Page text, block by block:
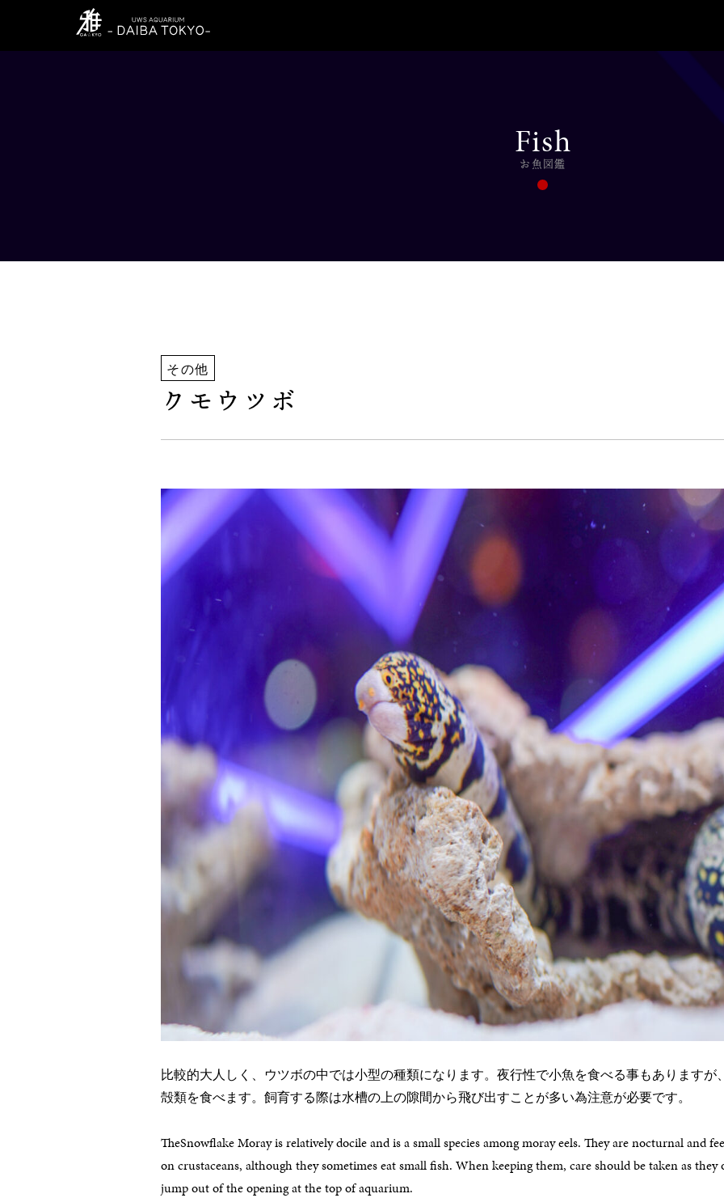
Fish
お魚図鑑
その他
クモウツボ
比較的大人しく、ウツボの中では小型の種類になります。夜行性で小魚を食べる事もありますが
殻類を食べます。飼育する際は水槽の上の隙間から飛び出すことが多い為注意が必要です。
TheSnowflake Moray is relatively docile and is a small species among moray eels. They are nocturnal and
on crustaceans, although they sometimes eat small fish. When keeping them, care should be taken as they
jump out of the opening at the top of aquarium.